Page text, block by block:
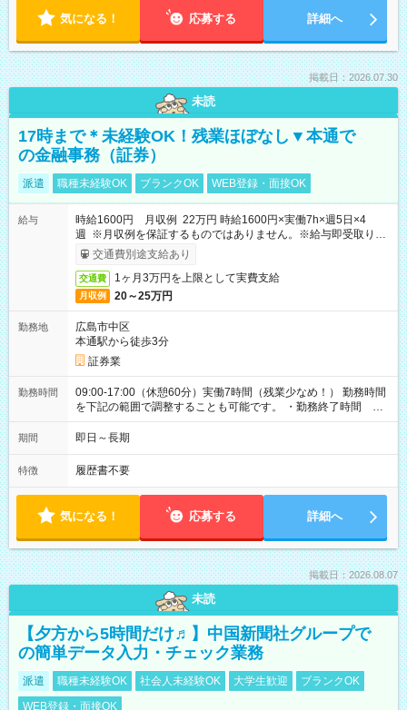
気になる！ 応募する 詳細へ
掲載日：2026.07.30
未読
17時まで＊未経験OK！残業ほぼなし▼本通で
の金融事務（証券）
派遣 職種未経験OK ブランクOK WEB登録・面接OK
給与
時給1600円 月収例 22万円 時給1600円×実働7h×週5日×4
週 ※月収例を保証するものではありません。※給与即受取りサ
ービス利用可（利用条件有）
交通費別途支給あり
交通費 1ヶ月3万円を上限として実費支給
月収例 20～25万円
勤務地
広島市中区
本通駅から徒歩3分
証券業
勤務時間
09:00-17:00（休憩60分）実働7時間（残業少なめ！） 勤務時間
を下記の範囲で調整することも可能です。 ・勤務終了時間
15:30～17:00 ・実働 05:30～07:00
期間 即日～長期
特徴 履歴書不要
気になる！ 応募する 詳細へ
掲載日：2026.08.07
未読
【夕方から5時間だけ♬】中国新聞社グループで
の簡単データ入力・チェック業務
派遣 職種未経験OK 社会人未経験OK 大学生歓迎
ブランクOK
WEB登録・面接OK